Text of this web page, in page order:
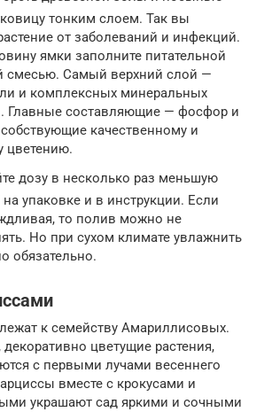
тонким слоем. Так вы
от заболеваний и инфекций.
ямки заполните питательной
смесью. Самый верхний слой —
и комплексных минеральных
Главные составляющие — фосфор и
качественному и
цветению.
дозу в несколько раз меньшую
упаковке и в инструкции. Если
то полив можно не
Но при сухом климате увлажнить
обязательно.
к семейству Амариллисовых.
цветущие растения,
с первыми лучами весеннего
вместе с крокусами и
украшают сад яркими и сочными